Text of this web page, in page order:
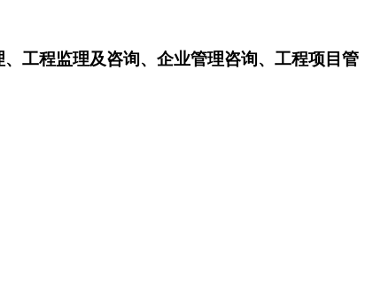
工程监理及咨询、企业管理咨询、工程项目管